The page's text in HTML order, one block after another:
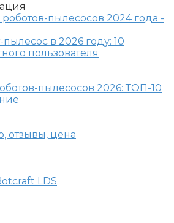
в 2026 году: 10
пользователя
пылесосов 2026: ТОП-10